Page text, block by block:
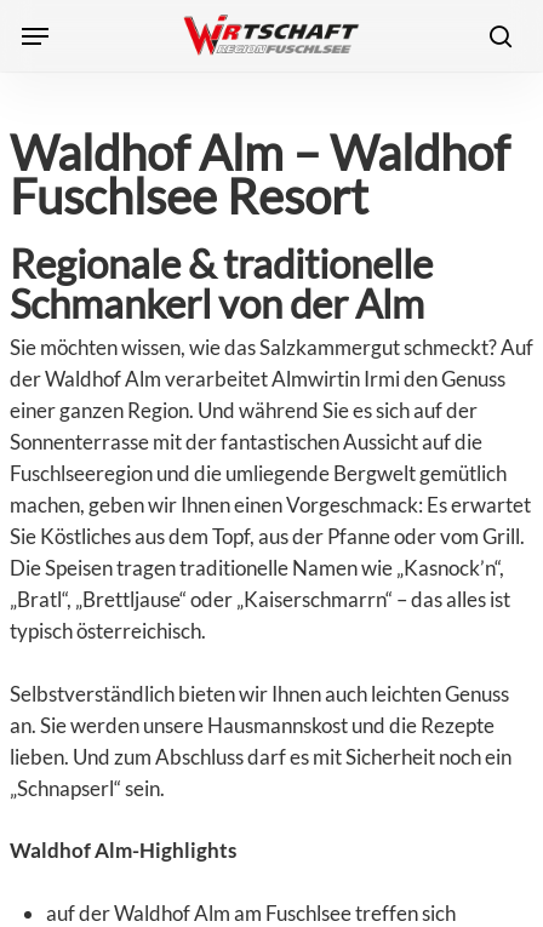
Menu
Waldhof Alm – Waldhof
Fuschlsee Resort
Regionale & traditionelle
Schmankerl von der Alm
Sie möchten wissen, wie das Salzkammergut schmeckt? Auf
der Waldhof Alm verarbeitet Almwirtin Irmi den Genuss
einer ganzen Region. Und während Sie es sich auf der
Sonnenterrasse mit der fantastischen Aussicht auf die
Fuschlseeregion und die umliegende Bergwelt gemütlich
machen, geben wir Ihnen einen Vorgeschmack: Es erwartet
Sie Köstliches aus dem Topf, aus der Pfanne oder vom Grill.
Die Speisen tragen traditionelle Namen wie „Kasnock’n“,
„Bratl“, „Brettljause“ oder „Kaiserschmarrn“ – das alles ist
typisch österreichisch.
Selbstverständlich bieten wir Ihnen auch leichten Genuss
an. Sie werden unsere Hausmannskost und die Rezepte
lieben. Und zum Abschluss darf es mit Sicherheit noch ein
„Schnapserl“ sein.
Waldhof Alm-Highlights
auf der Waldhof Alm am Fuschlsee treffen sich